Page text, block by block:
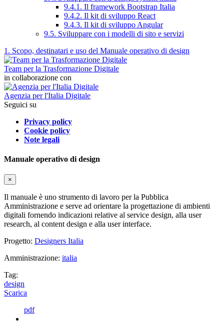
9.4.1. Il framework Bootstrap Italia
9.4.2. Il kit di sviluppo React
9.4.3. Il kit di sviluppo Angular
9.5. Sviluppare con i modelli di sito e servizi
1. Scopo, destinatari e uso del Manuale operativo di design
Team per la Trasformazione Digitale
in collaborazione con
Agenzia per l'Italia Digitale
Seguici su
Privacy policy
Cookie policy
Note legali
Manuale operativo di design
×
Il manuale è uno strumento di lavoro per la Pubblica
Amministrazione e serve ad orientare la progettazione di ambienti
digitali fornendo indicazioni relative al service design, alla user
research, al content design e alla user interface.
Progetto: Designers Italia
Amministrazione: italia
Tag:
design
Scarica
pdf